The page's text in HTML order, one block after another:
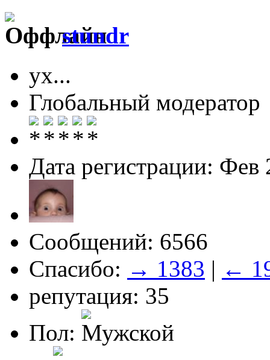
stundr
ух...
Глобальный модератор
Дата регистрации: Фев
Сообщений: 6566
Спасибо: → 1383 | ←
репутация: 35
Пол: